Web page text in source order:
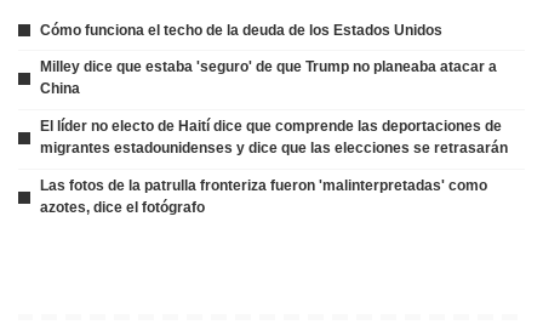
Cómo funciona el techo de la deuda de los Estados Unidos
Milley dice que estaba 'seguro' de que Trump no planeaba atacar a
China
El líder no electo de Haití dice que comprende las deportaciones de
migrantes estadounidenses y dice que las elecciones se retrasarán
Las fotos de la patrulla fronteriza fueron 'malinterpretadas' como
azotes, dice el fotógrafo